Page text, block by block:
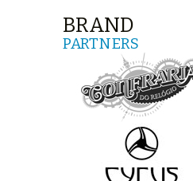
BRAND
PARTNERS